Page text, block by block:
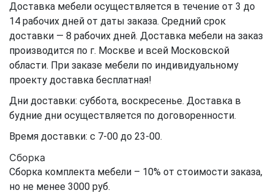
Доставка мебели осуществляется в течение от 3 до
14 рабочих дней от даты заказа. Средний срок
доставки — 8 рабочих дней. Доставка мебели на заказ
производится по г. Москве и всей Московской
области. При заказе мебели по индивидуальному
проекту доставка бесплатная!
Дни доставки: суббота, воскресенье. Доставка в
будние дни осуществляется по договоренности.
Время доставки: с 7-00 до 23-00.
Сборка
Сборка комплекта мебели – 10% от стоимости заказа,
но не менее 3000 руб.